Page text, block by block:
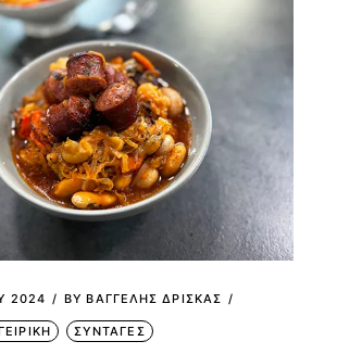
2024 BY ΒΑΓΓΕΛΗΣ ΔΡΙΣΚΑΣ
ΣΥΝΤΑΓΕΣ